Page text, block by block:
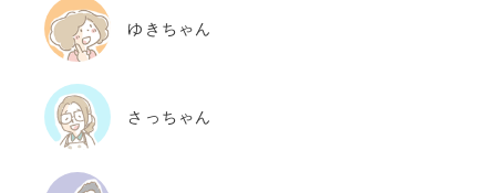
ゆきちゃん
さっちゃん